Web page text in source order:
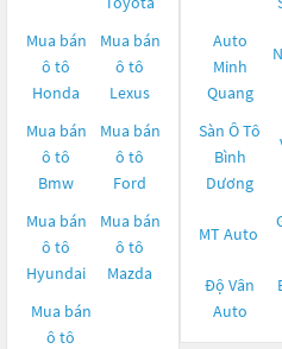
Mua bán
ô tô
Honda
Mua bán
ô tô
Lexus
Mua bán
ô tô
Bmw
Mua bán
ô tô
Ford
Mua bán
ô tô
Hyundai
Mua bán
ô tô
Mazda
Mua bán
ô tô
Auto
Minh
Quang
Sàn Ô Tô
Bình
Dương
MT Auto
Độ Vân
Auto